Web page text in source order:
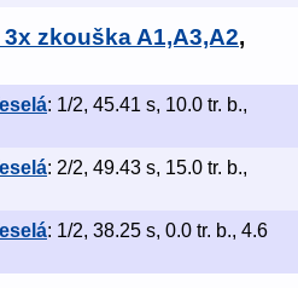
zkouška A1,A3,A2,
: 1/2, 45.41 s, 10.0 tr. b.,
: 2/2, 49.43 s, 15.0 tr. b.,
: 1/2, 38.25 s, 0.0 tr. b., 4.6